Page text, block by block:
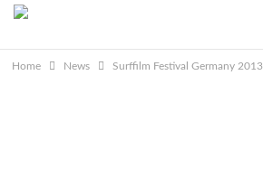
Home News Surffilm Festival Germany 2013